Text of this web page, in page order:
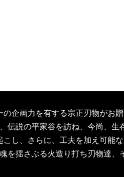
企画力を有する宗正刃物がお
伝説の平家谷を訪ね、今尚、生
し、さらに、工夫を加え可能
を揺さぶる火造り打ち刃物達、